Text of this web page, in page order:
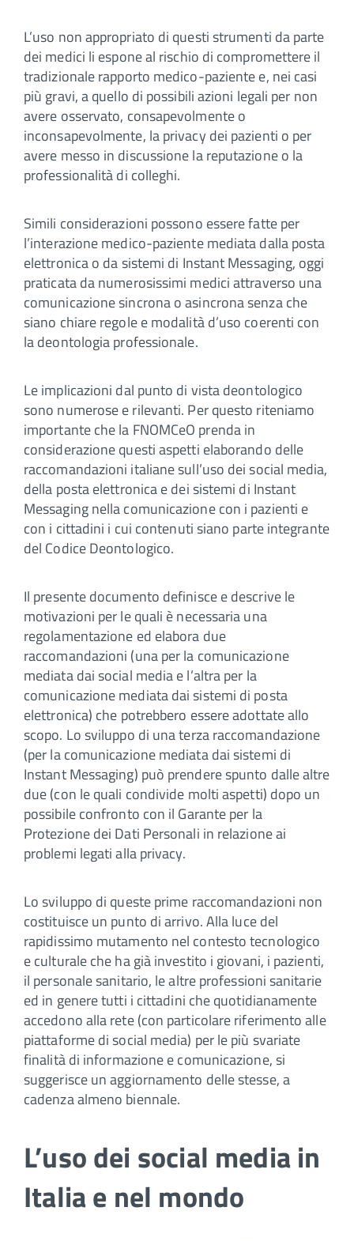
L’uso non appropriato di questi strumenti da parte
dei medici li espone al rischio di compromettere il
tradizionale rapporto medico-paziente e, nei casi
più gravi, a quello di possibili azioni legali per non
avere osservato, consapevolmente o
inconsapevolmente, la privacy dei pazienti o per
avere messo in discussione la reputazione o la
professionalità di colleghi.
Simili considerazioni possono essere fatte per
l’interazione medico-paziente mediata dalla posta
elettronica o da sistemi di Instant Messaging, oggi
praticata da numerosissimi medici attraverso una
comunicazione sincrona o asincrona senza che
siano chiare regole e modalità d’uso coerenti con
la deontologia professionale.
Le implicazioni dal punto di vista deontologico
sono numerose e rilevanti. Per questo riteniamo
importante che la FNOMCeO prenda in
considerazione questi aspetti elaborando delle
raccomandazioni italiane sull’uso dei social media,
della posta elettronica e dei sistemi di Instant
Messaging nella comunicazione con i pazienti e
con i cittadini i cui contenuti siano parte integrante
del Codice Deontologico.
Il presente documento definisce e descrive le
motivazioni per le quali è necessaria una
regolamentazione ed elabora due
raccomandazioni (una per la comunicazione
mediata dai social media e l’altra per la
comunicazione mediata dai sistemi di posta
elettronica) che potrebbero essere adottate allo
scopo. Lo sviluppo di una terza raccomandazione
(per la comunicazione mediata dai sistemi di
Instant Messaging) può prendere spunto dalle altre
due (con le quali condivide molti aspetti) dopo un
possibile confronto con il Garante per la
Protezione dei Dati Personali in relazione ai
problemi legati alla privacy.
Lo sviluppo di queste prime raccomandazioni non
costituisce un punto di arrivo. Alla luce del
rapidissimo mutamento nel contesto tecnologico
e culturale che ha già investito i giovani, i pazienti,
il personale sanitario, le altre professioni sanitarie
ed in genere tutti i cittadini che quotidianamente
accedono alla rete (con particolare riferimento alle
piattaforme di social media) per le più svariate
finalità di informazione e comunicazione, si
suggerisce un aggiornamento delle stesse, a
cadenza almeno biennale.
L’uso dei social media in
Italia e nel mondo